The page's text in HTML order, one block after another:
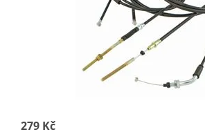
279 Kč